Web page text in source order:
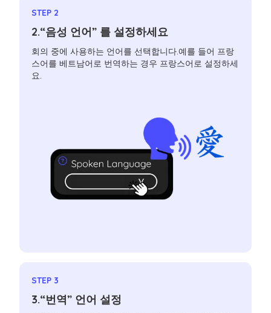
STEP 2
2.“음성 언어” 를 설정하세요
회의 중에 사용하는 언어를 선택합니다.예를 들어 프랑
스어를 베트남어로 번역하는 경우 프랑스어로 설정하세
요.
STEP 3
3.“번역” 언어 설정